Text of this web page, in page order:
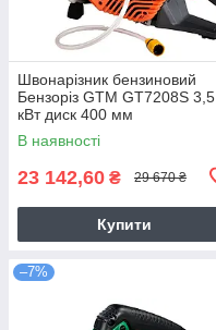
Швонарізник бензиновий
Бензоріз GTM GT7208S 3,5
кВт диск 400 мм
В наявності
23 142,60 ₴ 29 670 ₴
Купити
–7%